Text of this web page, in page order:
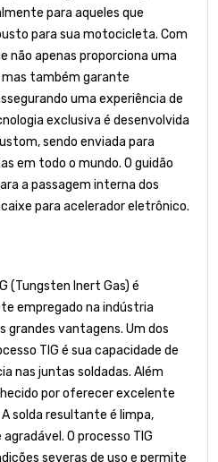
para aqueles que
para sua motocicleta. Com
não apenas proporciona uma
também garante
uma experiência de
exclusiva é desenvolvida
sendo enviada para
em todo o mundo. O guidão
a passagem interna dos
para acelerador eletrônico.
(Tungsten Inert Gas) é
empregado na indústria
grandes vantagens. Um dos
TIG é sua capacidade de
nas juntas soldadas. Além
por oferecer excelente
solda resultante é limpa,
O processo TIG
severas de uso e permite